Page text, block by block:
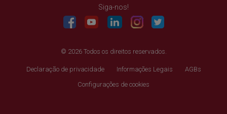
Siga-nos!
© 2026 Todos os direitos reservados.
Declaração de privacidade Informações Legais
AGBs
Configurações de cookies